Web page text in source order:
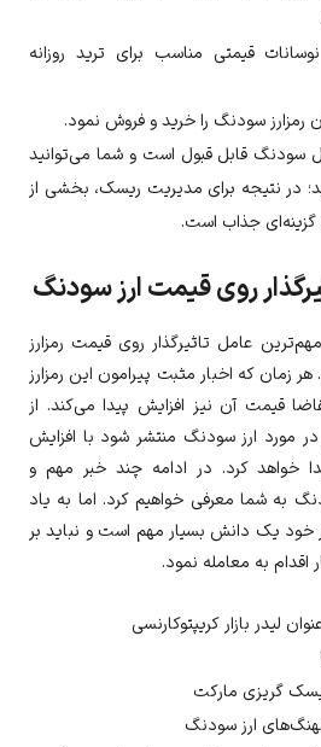
قیمتی مناسب برای ترید روزانه
سودنگ را خرید و فروش نمود.
سودنگ قابل قبول است و شما می‌توانید
در نتیجه برای مدیریت ریسک، بخشی از
گزینه‌ای جذاب است.
روی قیمت ارز سودنگ
عامل تاثیرگذار روی قیمت رمزارز
زمان که اخبار مثبت پیرامون این رمزارز
قیمت آن نیز افزایش پیدا می‌کند. از
مورد ارزسودنگ منتشر شود با افزایش
کرد. در ادامه چند خبر مهم و
به شما معرفی خواهیم کرد. اما به یاد
خود یک دانش بسیار مهم است و نباید بر
اقدام به معامله نمود.
لیدر بازار کریپتوکارنسی
گریزی مارکت
ارز سودنگ